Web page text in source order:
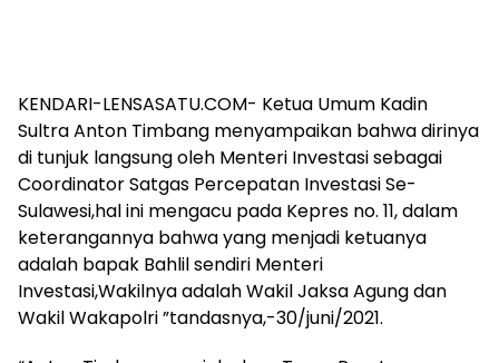
KENDARI-LENSASATU.COM- Ketua Umum Kadin
Sultra Anton Timbang menyampaikan bahwa dirinya
di tunjuk langsung oleh Menteri Investasi sebagai
Coordinator Satgas Percepatan Investasi Se-
Sulawesi,hal ini mengacu pada Kepres no. 11, dalam
keterangannya bahwa yang menjadi ketuanya
adalah bapak Bahlil sendiri Menteri
Investasi,Wakilnya adalah Wakil Jaksa Agung dan
Wakil Wakapolri ”tandasnya,-30/juni/2021.